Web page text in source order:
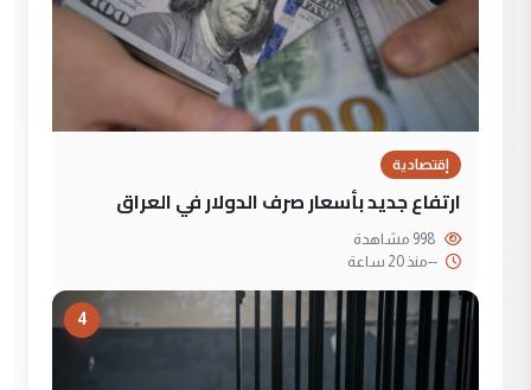
إقتصادية
ارتفاع جديد بأسعار صرف الدولار في العراق
--منذ 20 ساعة
4